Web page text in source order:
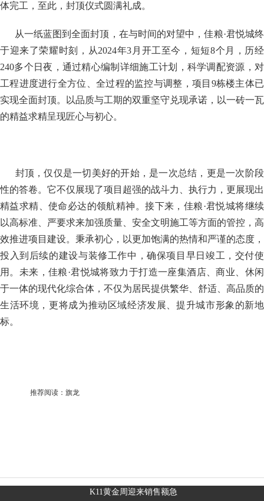
体完工，至此，封顶仪式圆满礼成。
从一纸蓝图到全面封顶，在与时间的对望中，佳粮·君悦城终
于迎来了荣耀时刻，从2024年3月开工至今，短短8个月，历经
240多个日夜，通过精心编制详细施工计划，科学调配资源，对
工程进度进行全方位、全过程的监控与调整，项目9栋楼主体已
实现全面封顶。以品质与工期的双重坚守兑现承诺，以一砖一瓦
的精益求精呈现匠心与初心。
封顶，仅仅是一切美好的开始，是一次总结，更是一次阶段
性的答卷。它不仅展现了项目超强的战斗力、执行力，更展现出
精益求精、使命必达的领航精神。接下来，佳粮·君悦城将继续
以高标准、严要求来加强质量、安全文明施工等方面的管控，高
效推进项目建设。秉承初心，以更加饱满的热情和严谨的态度，
投入到后续的建设与装修工作中，确保项目早日竣工，交付使
用。未来，佳粮·君悦城将致力于打造一座集酒店、商业、休闲
于一体的现代化综合体，不仅为居民提供繁华、舒适、高品质的
生活环境，更将成为推动区域经济发展、提升城市形象的新地
标。
推荐阅读： 旗龙
K11黄金周迎来销售额急